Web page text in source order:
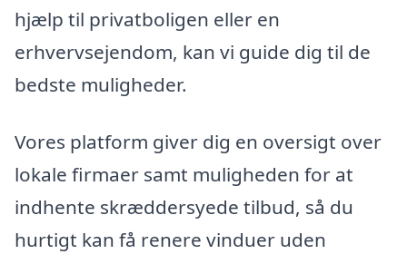
hjælp til privatboligen eller en
erhvervsejendom, kan vi guide dig til de
bedste muligheder.
Vores platform giver dig en oversigt over
lokale firmaer samt muligheden for at
indhente skræddersyede tilbud, så du
hurtigt kan få renere vinduer uden